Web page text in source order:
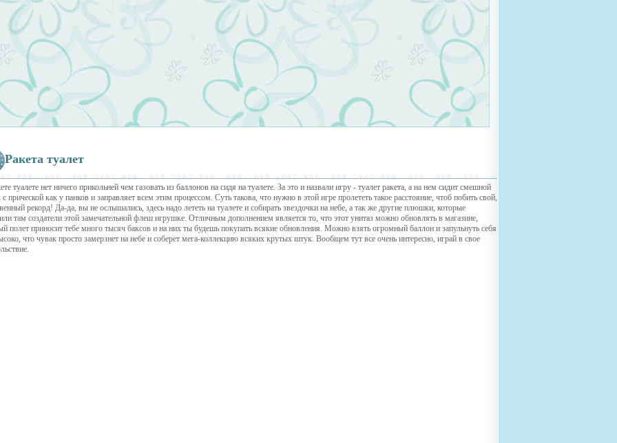
Ракета туалет
туалете нет ничего прикольней чем газовать из баллонов на сидя на туалете. За это и назвали игру - туалет ракета, а на нем сидит смешной
с прической как у панков и заправляет всем этим процессом. Суть такова, что нужно в этой игре пролететь такое расстояние, чтоб побить свой,
рекорд! Да-да, вы не ослышались, здесь надо лететь на туалете и собирать звездочки на небе, а так же другие плюшки, которые
там создатели этой замечательной флеш игрушке. Отличным дополнением является то, что этот унитаз можно обновлять в магазине,
полет приносит тебе много тысяч баксов и на них ты будешь покупать всякие обновления. Можно взять огромный баллон и запульнуть себя
что чувак просто замерзнет на небе и соберет мега-коллекцию всяких крутых штук. Вообщем тут все очень интересно, играй в свое